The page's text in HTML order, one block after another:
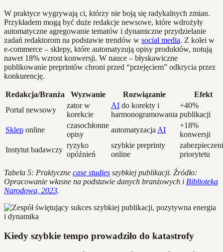
W praktyce wygrywają ci, którzy nie boją się radykalnych zmian.
Przykładem mogą być duże redakcje newsowe, które wdrożyły
automatyczne agregowanie tematów i dynamiczne przydzielanie
zadań redaktorom na podstawie trendów w social media. Z kolei w
e-commerce – sklepy, które automatyzują opisy produktów, notują
nawet 18% wzrost konwersji. W nauce – błyskawiczne
publikowanie preprintów chroni przed “przejęciem” odkrycia przez
konkurencję.
Redakcja/Branża Wyzwanie Rozwiązanie
Efekt
Portal newsowy
zator w
korekcie
AI do korekty i
harmonogramowania
+40%
publikacji
Sklep online
czasochłonne
opisy
automatyzacja AI
+18%
konwersji
Instytut badawczy
ryzyko
opóźnień
szybkie preprinty
online
priorytetu
Tabela 5: Praktyczne case studies szybkiej publikacji. Źródło:
Opracowanie własne na podstawie danych branżowych i Biblioteka
Narodowa, 2023.
Kiedy szybkie tempo prowadziło do katastrofy